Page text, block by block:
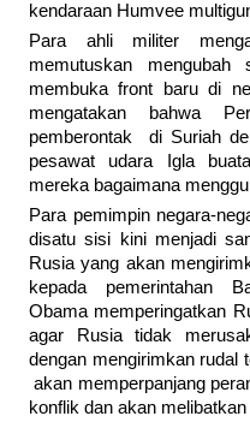
kendaraan Humvee
Para ahli militer
memutuskan
membuka front baru di
mengatakan bahwa
pemberontak di Suriah
pesawat udara Igla
mereka bagaimana
Para pemimpin negara-
disatu sisi kini menjadi
Rusia yang akan
kepada pemerintahan
Obama memperingatkan
agar Rusia tidak
dengan mengirimkan rudal
akan memperpanjang
konflik dan akan melibatkan